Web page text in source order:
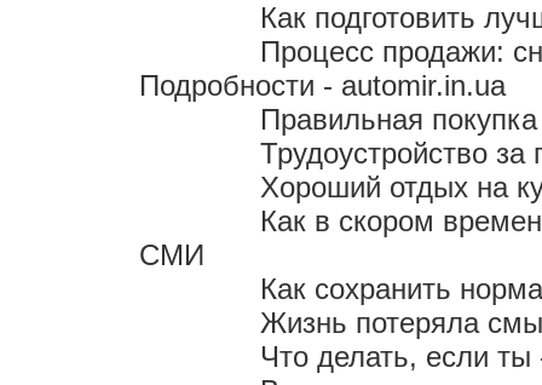
Как подготовить
Процесс продажи:
Подробности - automir.in.ua
Правильная
Трудоустройство
Хороший отдых на
Как в скором
СМИ
Как сохранить
Жизнь потеряла
Что делать, если ты